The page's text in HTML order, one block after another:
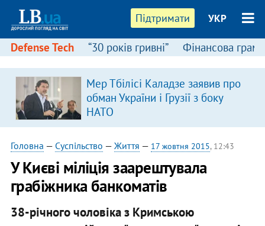
Підтримати УКР
Defense Tech “30 років гривні” Фінансова
Мер Тбілісі Каладзе заявив про
обман України і Грузії з боку
НАТО
Головна — Суспільство — Життя — 17 жовтня 2015, 12:43
У Києві міліція заарештувала
грабіжника банкоматів
38-річного чоловіка з Кримською